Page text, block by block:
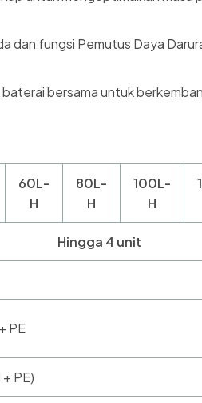
dan fungsi Pemutus Daya
bersama untuk
60L-
H
80L-
H
100L-
H
Hingga 4 unit
PE
PE)